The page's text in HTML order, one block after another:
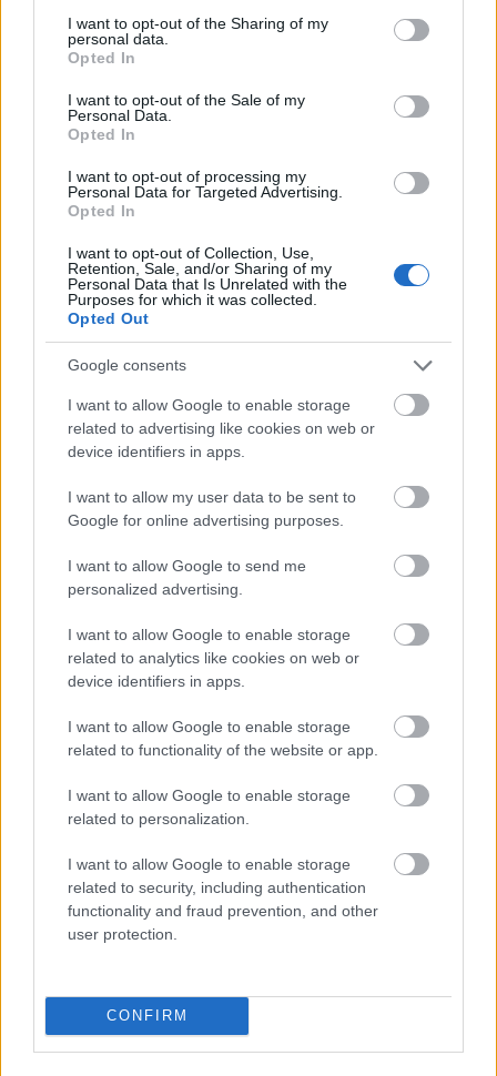
not limited to your visit or usage behaviour. You may click to
grant or deny consent to Google and its third-party tags to
use your data for below specified purposes in below Google
consent section.
I want to opt-out of the Sharing of my
personal data.
Opted In
I want to opt-out of the Sale of my
Personal Data.
Opted In
I want to opt-out of processing my
Personal Data for Targeted Advertising.
Opted In
I want to opt-out of Collection, Use,
Retention, Sale, and/or Sharing of my
Personal Data that Is Unrelated with the
Purposes for which it was collected.
Opted Out
Google consents
I want to allow Google to enable storage
related to advertising like cookies on web or
device identifiers in apps.
I want to allow my user data to be sent to
Google for online advertising purposes.
I want to allow Google to send me
personalized advertising.
I want to allow Google to enable storage
related to analytics like cookies on web or
device identifiers in apps.
I want to allow Google to enable storage
related to functionality of the website or app.
I want to allow Google to enable storage
related to personalization.
I want to allow Google to enable storage
related to security, including authentication
functionality and fraud prevention, and other
user protection.
CONFIRM
bossu ;-)
Ako vam se svidio ovaj video, lajkajte ga i pretplatite
se na
u, što ga čini totalno sjajnim :-)
Umjetnost obožavatelja
inspirirana ovom borbom s
šefom
Umjetnička umjetnost u anime stilu prikazuje
Ledom, Hornsentom, Mooreom i Dryleaf Daneom u
Enir-Ilimu neposredno prije početka borbe.
Kliknite ili dodirnite sliku za više informacija i veće
Široka scena u anime stilu koja prikazuje Potamnjele u